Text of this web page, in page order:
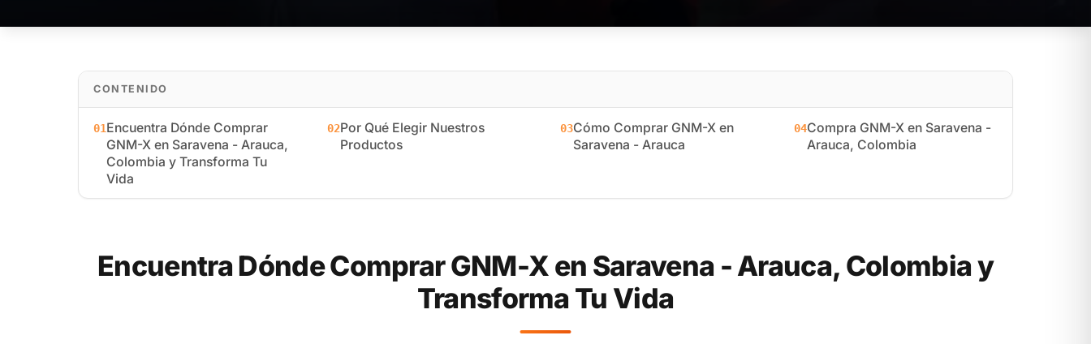
CONTENIDO
01Encuentra Dónde Comprar
GNM-X en Saravena - Arauca,
Colombia y Transforma Tu
Vida
02Por Qué Elegir Nuestros
Productos
03Cómo Comprar GNM-X en
Saravena - Arauca
04Compra GNM-X en Saravena -
Arauca, Colombia
Encuentra Dónde Comprar GNM-X en Saravena - Arauca, Colombia y
Transforma Tu Vida